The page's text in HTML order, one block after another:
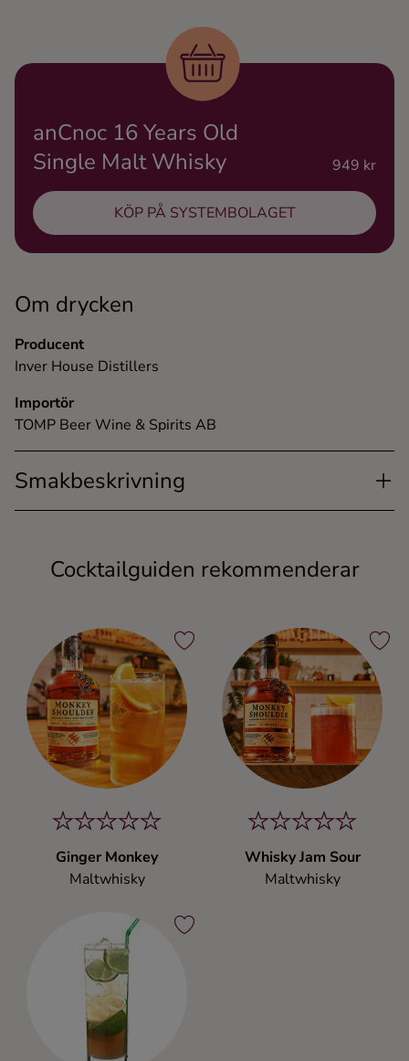
Om drycken
Producent
Inver House Distillers
Importör
TOMP Beer Wine & Spirits AB
Smakbeskrivning
anCnoc 16 Years Old
Single Malt Whisky
949 kr
KÖP PÅ SYSTEMBOLAGET
Cocktailguiden rekommenderar
Ginger Monkey
Maltwhisky
Whisky Jam Sour
Maltwhisky